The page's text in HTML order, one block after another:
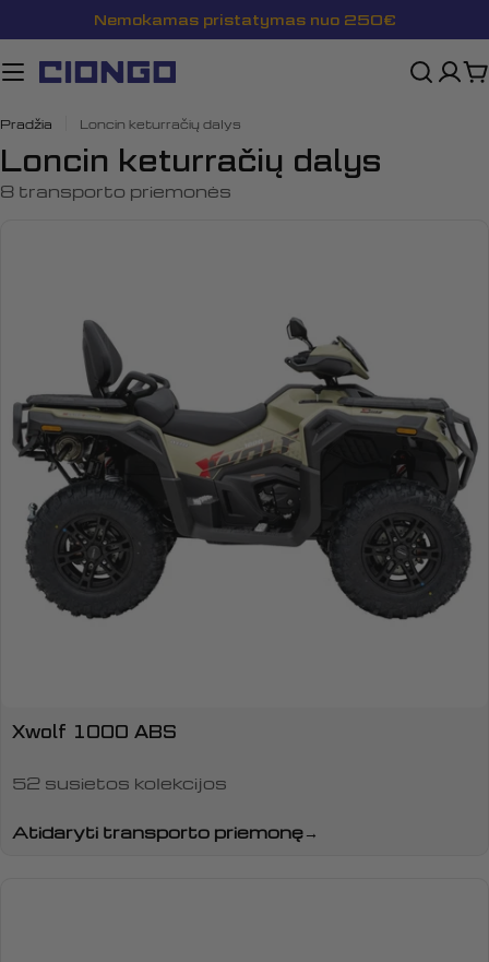
prie
turinio
Nemokamas pristatymas nuo 250€
Pradžia Loncin keturračių dalys
Loncin keturračių dalys
8 transporto priemonės
Xwolf 1000 ABS
52 susietos kolekcijos
Atidaryti transporto priemonę